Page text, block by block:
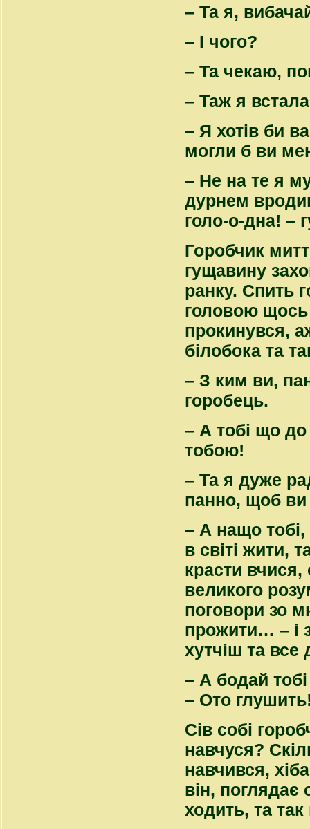
– Та я,
– І чого?
– Та чекаю,
– Таж я
– Я хотів би
могли б ви
– Не на те я
дурнем
голо-о-дна! –
Горобчик
гущавину
ранку. Спить
головою щось
прокинувся,
білобока та
– З ким ви,
горобець.
– А тобі що до
тобою!
– Та я дуже
панно, щоб
– А нащо
в світі жити,
красти вчися,
великого
поговори зо
прожити… – і
хутчіш та все
– А бодай
– Ото глушить!
Сів собі
навчуся?
навчився,
він,
ходить, та